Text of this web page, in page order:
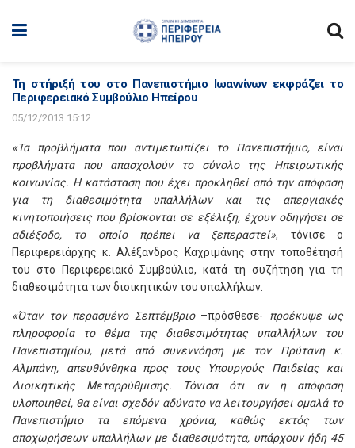
Τη στήριξή του στο Πανεπιστήμιο Ιωαννίνων εκφράζει το
Περιφερειακό Συμβούλιο Ηπείρου
05/12/2013 15:12
«Τα προβλήματα που αντιμετωπίζει το Πανεπιστήμιο, είναι
προβλήματα που απασχολούν το σύνολο της Ηπειρωτικής
κοινωνίας. Η κατάσταση που έχει προκληθεί από την απόφαση
για τη διαθεσιμότητα υπαλλήλων και τις απεργιακές
κινητοποιήσεις που βρίσκονται σε εξέλιξη, έχουν οδηγήσει σε
αδιέξοδο, το οποίο πρέπει να ξεπεραστεί», τόνισε ο
Περιφερειάρχης κ. Αλέξανδρος Καχριμάνης στην τοποθέτησή
του στο Περιφερειακό Συμβούλιο, κατά τη συζήτηση για τη
διαθεσιμότητα των διοικητικών του υπαλλήλων.
«Όταν τον περασμένο Σεπτέμβριο–πρόσθεσε- προέκυψε ως
πληροφορία το θέμα της διαθεσιμότητας υπαλλήλων του
Πανεπιστημίου, μετά από συνεννόηση με τον Πρύτανη κ.
Αλμπάνη, απευθύνθηκα προς τους Υπουργούς Παιδείας και
Διοικητικής Μεταρρύθμισης. Τόνισα ότι αν η απόφαση
υλοποιηθεί, θα είναι σχεδόν αδύνατο να λειτουργήσει ομαλά το
Πανεπιστήμιο τα επόμενα χρόνια, καθώς εκτός των
αποχωρήσεων υπαλλήλων με διαθεσιμότητα, υπάρχουν ήδη 45